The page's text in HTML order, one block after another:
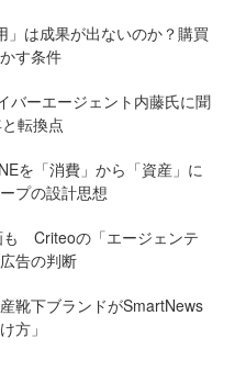
」は成果が出ないのか？購買
す条件
バーエージェント内藤氏に聞
転換点
を「消費」から「資産」に
プの設計思想
も Criteoの「エージェンテ
告の判断
靴下ブランドがSmartNews
方」